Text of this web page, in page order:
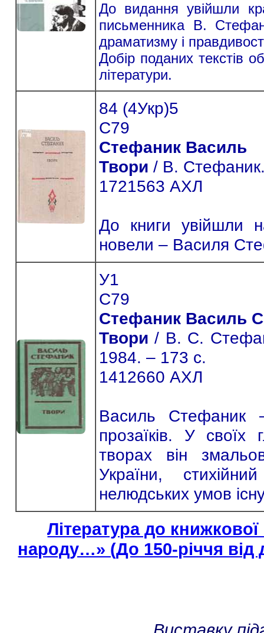
До видання увійшли
письменника В.
драматизму і
Добір поданих текстів
літератури.
84 (4Укр)5
С79
Стефаник Василь
Твори / В.
1721563 АХЛ
До книги увійшли
новели – Василя
У1
С79
Стефаник Василь
Твори / В. С.
1984. – 173 с.
1412660 АХЛ
Василь Стефаник
прозаїків. У своїх
творах він
України,
нелюдських умов
Література до
народу…» (До 150-річчя